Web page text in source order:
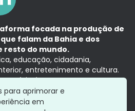
focada na produção de
falam da Bahia e dos
resto do mundo.
educação, cidadania,
entretenimento e cultura.
notícia é no tempo presente,
Aratu.
privacidade
para aprimorar e
em